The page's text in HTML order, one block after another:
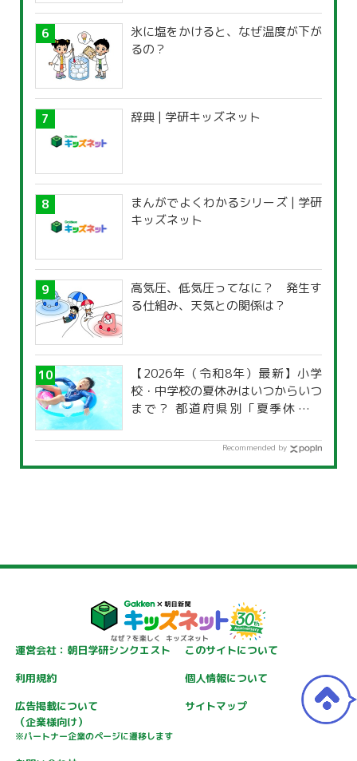
氷に塩をかけると、なぜ温度が下が
るの？
辞典 | 学研キッズネット
まんがでよくわかるシリーズ | 学研
キッズネット
高気圧、低気圧ってなに？ 発生す
る仕組み、天気との関係は？
【2026年（令和8年）最新】小学
校・中学校の夏休みはいつからいつ
まで？ 都道府県別「夏季休暇一
Recommended by
運営会社：朝日学研シンクエスト
このサイトについて
利用規約
個人情報について
広告掲載について
（企業様向け）
※パートナー企業のページに遷移します
サイトマップ